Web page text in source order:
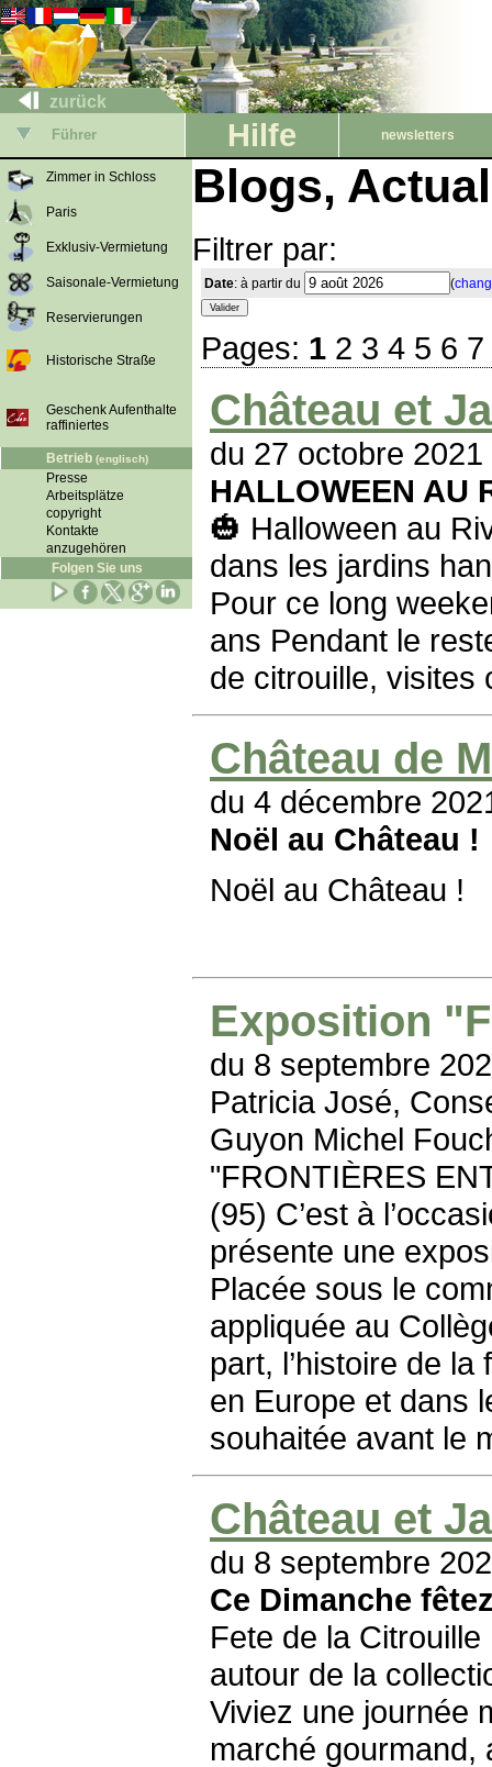
zurück
Führer Hilfe newsletters
Zimmer in Schloss
Paris
Exklusiv-Vermietung
Saisonale-Vermietung
Reservierungen
Historische Straße
Geschenk Aufenthalte
raffiniertes
Betrieb (englisch)
Presse
Arbeitsplätze
copyright
Kontakte
anzugehören
Folgen Sie uns
Blogs,
Filtrer par:
Date: à partir du (
Pages: 1 2 3 4 5 6 7
Château et
du 27 octobre
HALLOWEEN AU
🎃 Halloween au
dans les jardins
Pour ce long
ans Pendant le
de citrouille, visites
Château de
du 4 décembre
Noël au Château !
Noël au Château !
Exposition
du 8 septembre
Patricia José,
Guyon Michel
"FRONTIÈRES
(95) C’est à
présente une
Placée sous le
appliquée au
part, l’histoire de
en Europe et dans
souhaitée avant le
Château et
du 8 septembre
Ce Dimanche
Fete de la
autour de la
Viviez une journée
marché gourmand,